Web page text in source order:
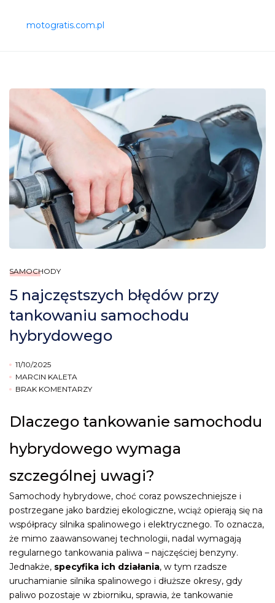
motogratis.com.pl
SAMOCHODY
5 najczęstszych błędów przy
tankowaniu samochodu
hybrydowego
11/10/2025
MARCIN KALETA
BRAK KOMENTARZY
Dlaczego tankowanie samochodu
hybrydowego wymaga
szczególnej uwagi?
Samochody hybrydowe, choć coraz powszechniejsze i
postrzegane jako bardziej ekologiczne, wciąż opierają się na
współpracy silnika spalinowego i elektrycznego. To oznacza,
że mimo zaawansowanej technologii, nadal wymagają
regularnego tankowania paliwa – najczęściej benzyny.
Jednakże, specyfika ich działania, w tym rzadsze
uruchamianie silnika spalinowego i dłuższe okresy, gdy
paliwo pozostaje w zbiorniku, sprawia, że tankowanie